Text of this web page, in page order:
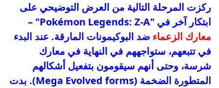
ركزت المرحلة التالية من العرض التوضيحي على
ابتكار آخر في "Pokémon Legends: Z-A" –
معارك الزعماء ضد البوكيمونات المارقة. عند البدء
في تتبعهم، ستواجههم في النهاية في معارك
شرسة، وحتى أنهم سيقومون بتفعيل أشكالهم
المتطورة الضخمة (Mega Evolved forms). بدت